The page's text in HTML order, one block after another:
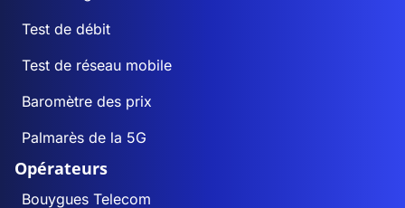
Test de débit
Test de réseau mobile
Baromètre des prix
Palmarès de la 5G
Opérateurs
Bouygues Telecom